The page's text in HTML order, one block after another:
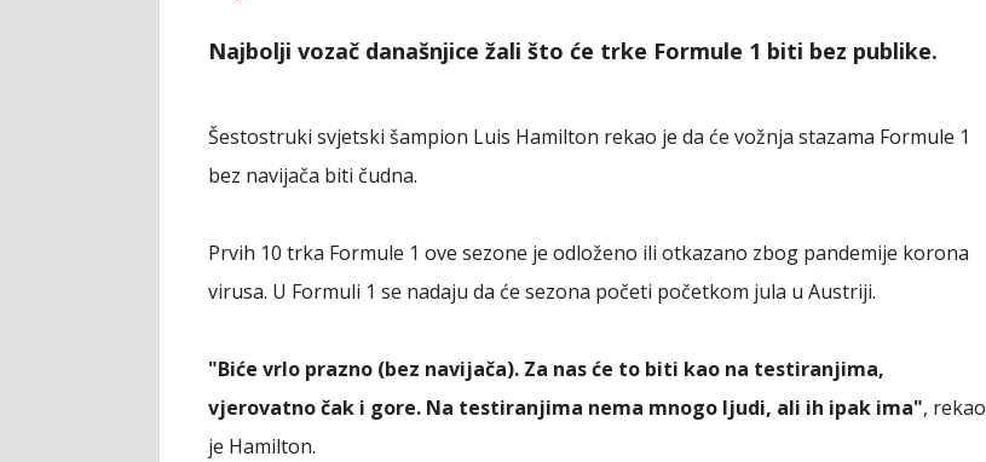
Najbolji vozač današnjice žali što će trke Formule 1 biti bez publike.
Šestostruki svjetski šampion Luis Hamilton rekao je da će vožnja stazama Formule 1
bez navijača biti čudna.
Prvih 10 trka Formule 1 ove sezone je odloženo ili otkazano zbog pandemije korona
virusa. U Formuli 1 se nadaju da će sezona početi početkom jula u Austriji.
"Biće vrlo prazno (bez navijača). Za nas će to biti kao na testiranjima,
vjerovatno čak i gore. Na testiranjima nema mnogo ljudi, ali ih ipak ima", rekao
je Hamilton.